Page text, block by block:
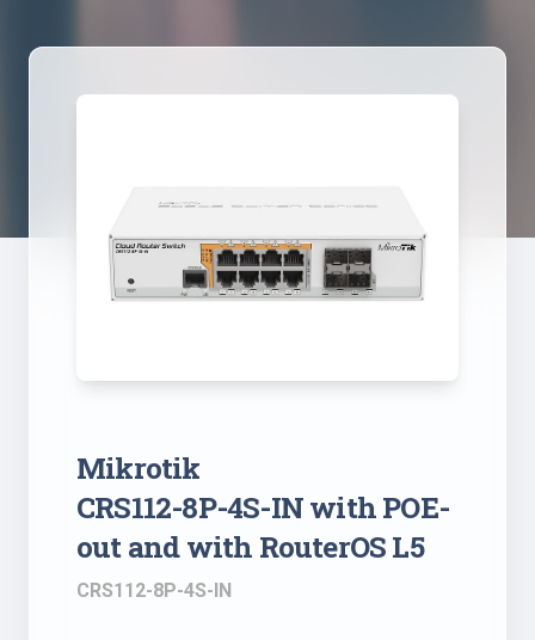
Mikrotik
CRS112-8P-4S-IN with POE-
out and with RouterOS L5
CRS112-8P-4S-IN